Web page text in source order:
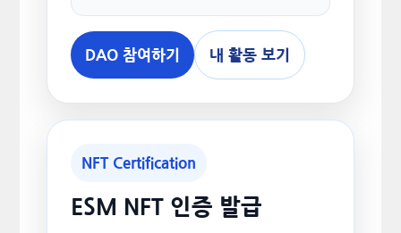
DAO 참여하기 내 활동 보기
NFT Certification
ESM NFT 인증 발급